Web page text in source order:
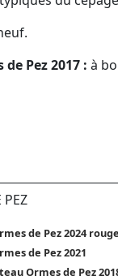
Pez 2017 : à
PEZ
de Pez 2024 rouge
de Pez 2021
Ormes de Pez